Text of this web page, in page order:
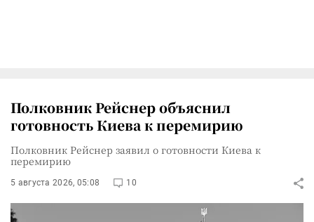
Полковник Рейснер объяснил
готовность Киева к перемирию
Полковник Рейснер заявил о готовности Киева к
перемирию
5 августа 2026, 05:08 10